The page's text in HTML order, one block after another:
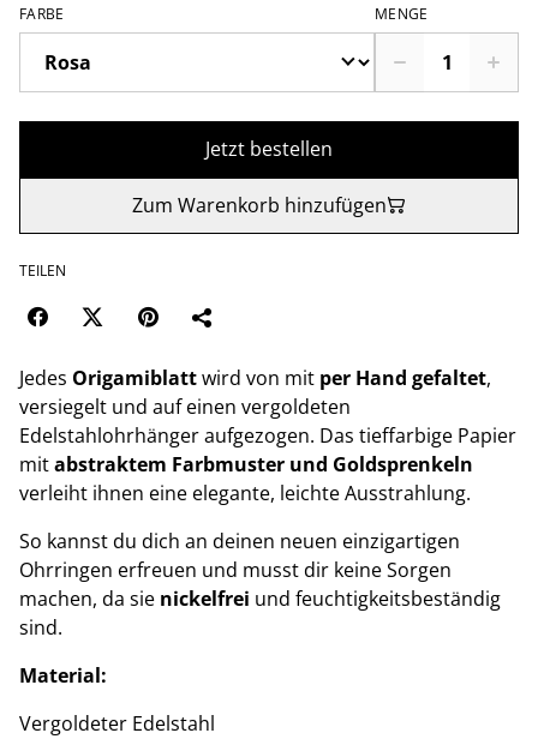
FARBE MENGE
Jetzt bestellen
Zum Warenkorb hinzufügen
TEILEN
Jedes Origamiblattwird von mit per Hand gefaltet,
versiegelt und auf einen vergoldeten
Edelstahlohrhänger aufgezogen. Das tieffarbige Papier
mitabstraktem Farbmuster und Goldsprenkeln
verleiht ihnen eine elegante, leichte Ausstrahlung.
So kannst du dich an deinen neuen einzigartigen
Ohrringen erfreuen und musst dir keine Sorgen
machen, da sie nickelfrei und feuchtigkeitsbeständig
sind.
Material:
Vergoldeter Edelstahl